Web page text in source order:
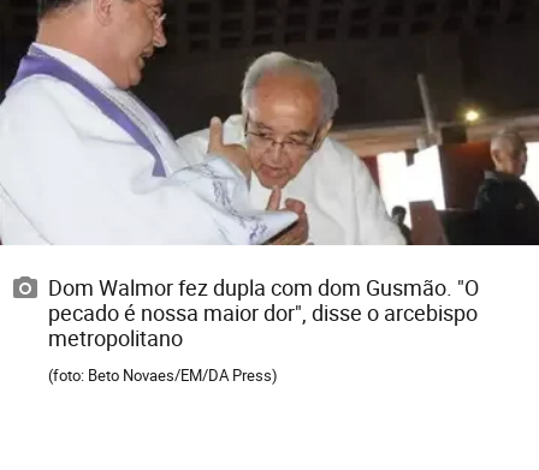
Dom Walmor fez dupla com dom Gusmão. "O
pecado é nossa maior dor", disse o arcebispo
metropolitano
(foto: Beto Novaes/EM/DA Press)